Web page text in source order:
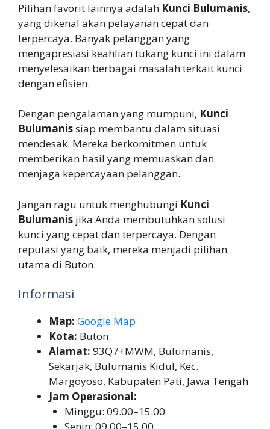
Pilihan favorit lainnya adalah Kunci Bulumanis,
yang dikenal akan pelayanan cepat dan
terpercaya. Banyak pelanggan yang
mengapresiasi keahlian tukang kunci ini dalam
menyelesaikan berbagai masalah terkait kunci
dengan efisien.
Dengan pengalaman yang mumpuni, Kunci
Bulumanissiap membantu dalam situasi
mendesak. Mereka berkomitmen untuk
memberikan hasil yang memuaskan dan
menjaga kepercayaan pelanggan.
Jangan ragu untuk menghubungi Kunci
Bulumanis jika Anda membutuhkan solusi
kunci yang cepat dan terpercaya. Dengan
reputasi yang baik, mereka menjadi pilihan
utama di Buton.
Informasi
Map: Google Map
Kota: Buton
Alamat: 93Q7+MWM, Bulumanis,
Sekarjak, Bulumanis Kidul, Kec.
Margoyoso, Kabupaten Pati, Jawa Tengah
Jam Operasional:
Minggu: 09.00–15.00